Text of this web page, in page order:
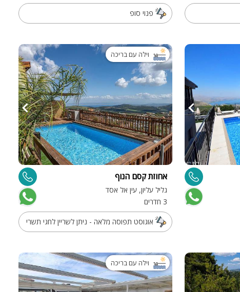
פנוי סופ
וילה עם בריכה
אחוזת קסם הנוף
גליל עליון, עין אל אסד
3 חדרים
אוגוסט תפוסה מלאה - ניתן לשריין לחגי תשרי
וילה עם בריכה